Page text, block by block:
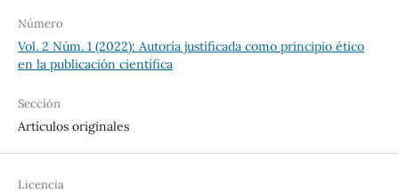
Número
Vol. 2 Núm. 1 (2022): Autoría justificada como principio ético
en la publicación científica
Sección
Artículos originales
Licencia